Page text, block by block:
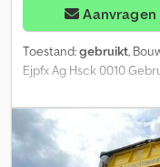
Aanvragen
Toestand:gebruikt,
Ejpfx Ag Hsck 0010
Verlichtingsinstallatie,
24 schijven, gekarteld
diepteverstelling 0060